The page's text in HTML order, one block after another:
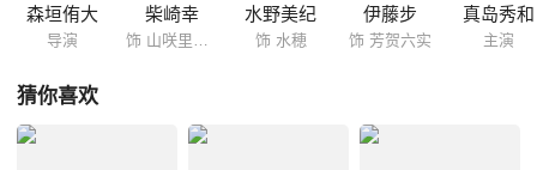
森垣侑大
导演
柴崎幸 水野美纪
饰 水穂
伊藤步
饰 芳贺六实
真岛秀和
主演
猜你喜欢